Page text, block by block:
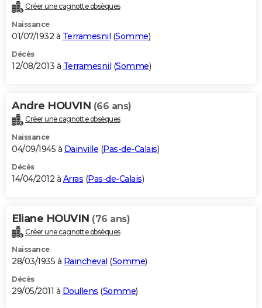
Créer une cagnotte obsèques
Naissance
01/07/1932 à Terramesnil (Somme)
Décès
12/08/2013 à Terramesnil (Somme)
Andre HOUVIN (66 ans)
Créer une cagnotte obsèques
Naissance
04/09/1945 à Dainville (Pas-de-Calais)
Décès
14/04/2012 à Arras (Pas-de-Calais)
Eliane HOUVIN (76 ans)
Créer une cagnotte obsèques
Naissance
28/03/1935 à Raincheval (Somme)
Décès
29/05/2011 à Doullens (Somme)